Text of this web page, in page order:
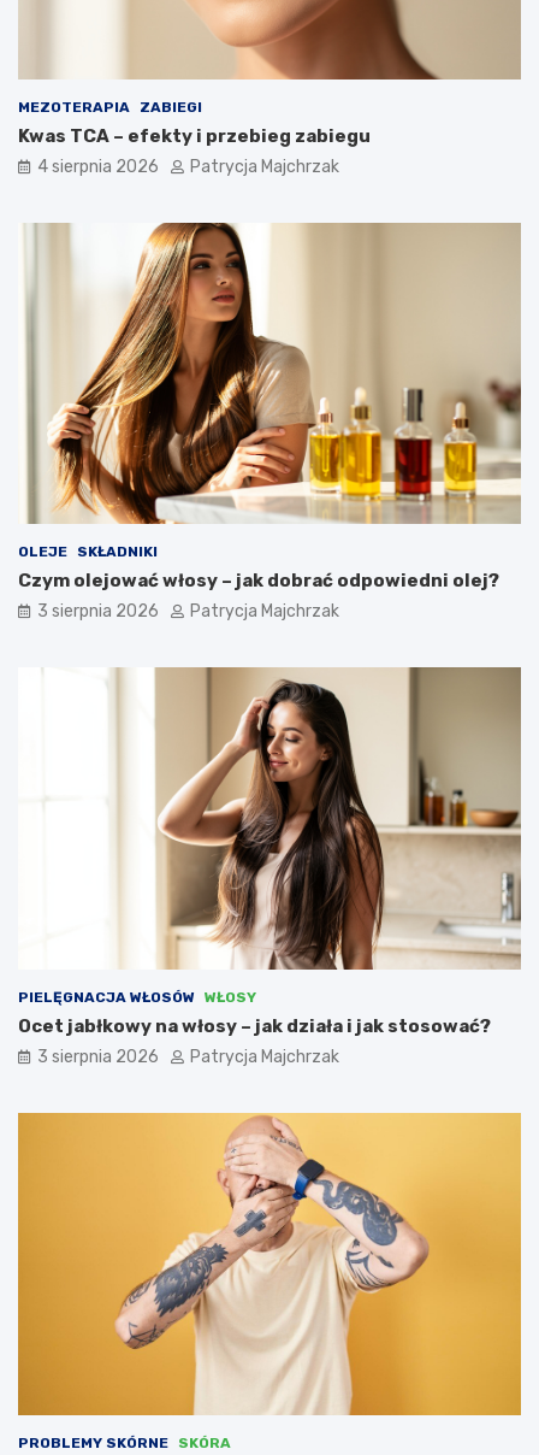
MEZOTERAPIA ZABIEGI
Kwas TCA – efekty i przebieg zabiegu
4 sierpnia 2026 Patrycja Majchrzak
OLEJE SKŁADNIKI
Czym olejować włosy – jak dobrać odpowiedni olej?
3 sierpnia 2026 Patrycja Majchrzak
PIELĘGNACJA WŁOSÓW WŁOSY
Ocet jabłkowy na włosy – jak działa i jak stosować?
3 sierpnia 2026 Patrycja Majchrzak
PROBLEMY SKÓRNE SKÓRA